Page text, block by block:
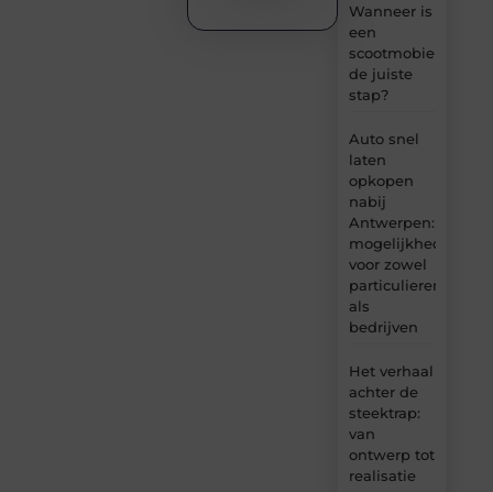
Wanneer is
een
scootmobiel
de juiste
stap?
Auto snel
laten
opkopen
nabij
Antwerpen:
mogelijkheden
voor zowel
particulieren
als
bedrijven
Het verhaal
achter de
steektrap:
van
ontwerp tot
realisatie